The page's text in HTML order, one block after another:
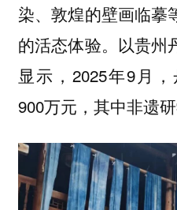
染、敦煌的壁画临摹
的活态体验。以贵州
显示，2025年9月
900万元，其中非遗